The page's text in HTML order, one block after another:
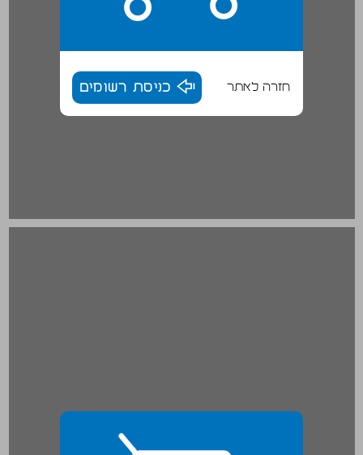
חזרה לאתר כניסת רשומים
חלק ראשון היבטים פילוסופיים ומוסרניים ... 19